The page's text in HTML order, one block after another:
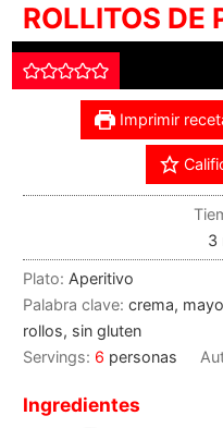
ROLLITOS DE
Imprimir
3
Plato: Aperitivo
Palabra clave: crema,
rollos, sin gluten
Servings: 6 personas
Ingredientes